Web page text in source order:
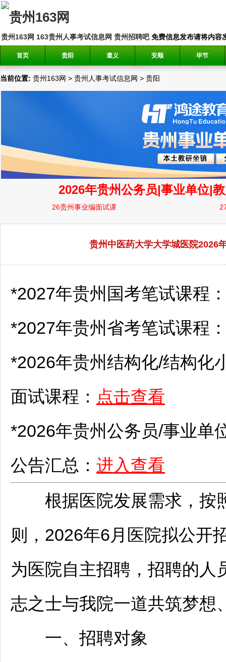
贵州163网 163贵州人事考试信息网 贵州招聘吧免费信息发布请将内容
首页 贵阳 遵义 安顺 毕节
当前位置: 贵州163网 > 贵州人事考试信息网 > 贵阳
贵州中医药大学大学城医院2026
*2027年贵州国考笔试课程
*2027年贵州省考笔试课程
*2026年贵州结构化/结构化
面试课程： 点击查看
*2026年贵州公务员/事业单
公告汇总： 进入查看
根据医院发展需求，按照
则，2026年6月医院拟公开
为医院自主招聘 ， 招聘的人
志之士与我院一道共筑梦想
一、 招聘对象